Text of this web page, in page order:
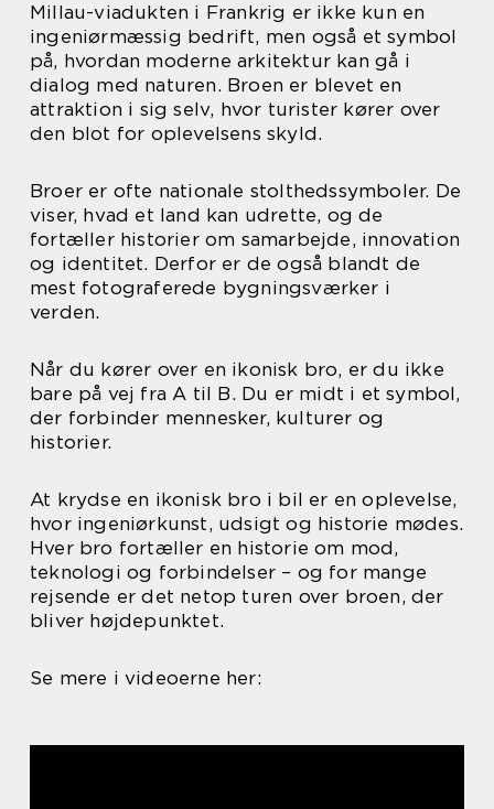
Millau-viadukten i Frankrig er ikke kun en
ingeniørmæssig bedrift, men også et symbol
på, hvordan moderne arkitektur kan gå i
dialog med naturen. Broen er blevet en
attraktion i sig selv, hvor turister kører over
den blot for oplevelsens skyld.
Broer er ofte nationale stolthedssymboler. De
viser, hvad et land kan udrette, og de
fortæller historier om samarbejde, innovation
og identitet. Derfor er de også blandt de
mest fotograferede bygningsværker i
verden.
Når du kører over en ikonisk bro, er du ikke
bare på vej fra A til B. Du er midt i et symbol,
der forbinder mennesker, kulturer og
historier.
At krydse en ikonisk bro i bil er en oplevelse,
hvor ingeniørkunst, udsigt og historie mødes.
Hver bro fortæller en historie om mod,
teknologi og forbindelser – og for mange
rejsende er det netop turen over broen, der
bliver højdepunktet.
Se mere i videoerne her: